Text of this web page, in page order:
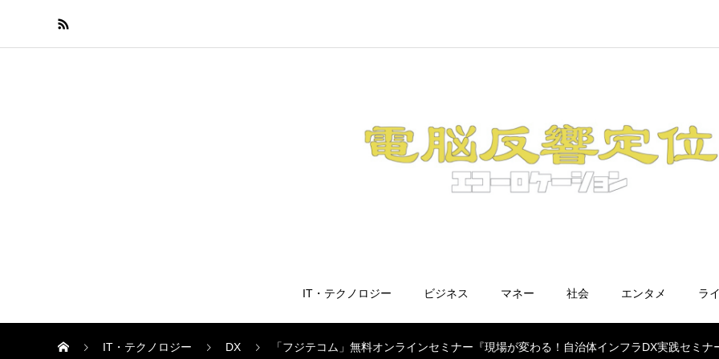
IT・テクノロジー ビジネス マネー 社会 エンタメ ラ
IT・テクノロジー DX 「フジテコム」無料オンラインセミナー『現場が変わる！自治体インフラDX実践セミナ